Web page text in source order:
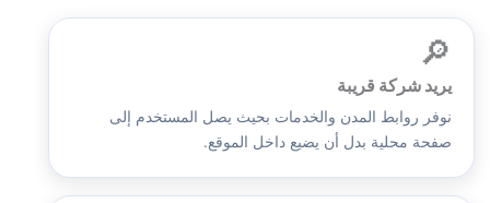
🔎
يريد شركة قريبة
نوفر روابط المدن والخدمات بحيث يصل المستخدم إلى
صفحة محلية بدل أن يضيع داخل الموقع.